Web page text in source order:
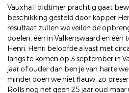
Vauxhall oldtimer prachtig gaat
beschikking gesteld door kapper
resultaat zullen we veilen de
doelen, één in Valkenswaard en één
Henri. Henri beloofde alvast met
langs te komen op 3 september in
jaar of ouder dan ben je van harte
minder doen we niet flauw, zo
Rolls nog net geen 25 jaar oud